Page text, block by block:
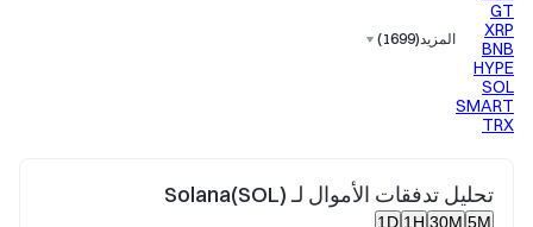
GT
XRP
BNB
HYPE
SOL
SMART
TRX
المزيد(
1699
)
تحليل تدفقات الأموال لـ Solana(SOL)
5M
30M
1H
1D